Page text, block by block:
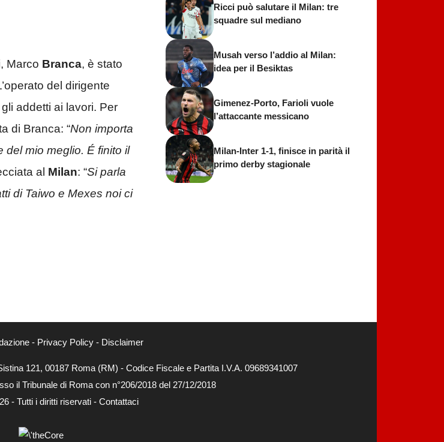
Marco Branca, è stato
del dirigente
addetti ai lavori. Per
di Branca: “Non importa
del mio meglio. É finito il
al Milan: “Si parla
di Taiwo e Mexes noi ci
Ricci può salutare il Milan: tre
squadre sul mediano
Musah verso l’addio al Milan:
idea per il Besiktas
Gimenez-Porto, Farioli vuole
l’attaccante messicano
Milan-Inter 1-1, finisce in parità il
primo derby stagionale
- Privacy Policy- Disclaimer
121, 00187 Roma (RM) - Codice Fiscale e Partita I.V.A. 09689341007
il Tribunale di Roma con n°206/2018 del 27/12/2018
- Tutti i diritti riservati - Contattaci